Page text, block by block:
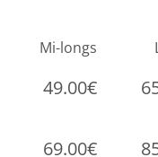
Mi-longs
49.00€
69.00€